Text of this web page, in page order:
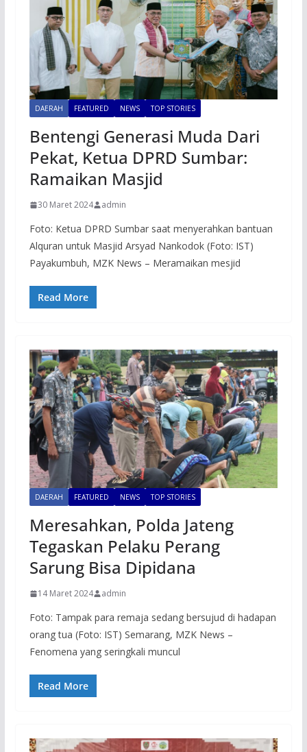
DAERAH FEATURED NEWS TOP STORIES
Bentengi Generasi Muda Dari
Pekat, Ketua DPRD Sumbar:
Ramaikan Masjid
30 Maret 2024 admin
Foto: Ketua DPRD Sumbar saat menyerahkan bantuan
Alquran untuk Masjid Arsyad Nankodok (Foto: IST)
Payakumbuh, MZK News – Meramaikan mesjid
Read More
DAERAH FEATURED NEWS TOP STORIES
Meresahkan, Polda Jateng
Tegaskan Pelaku Perang
Sarung Bisa Dipidana
14 Maret 2024 admin
Foto: Tampak para remaja sedang bersujud di hadapan
orang tua (Foto: IST) Semarang, MZK News –
Fenomena yang seringkali muncul
Read More